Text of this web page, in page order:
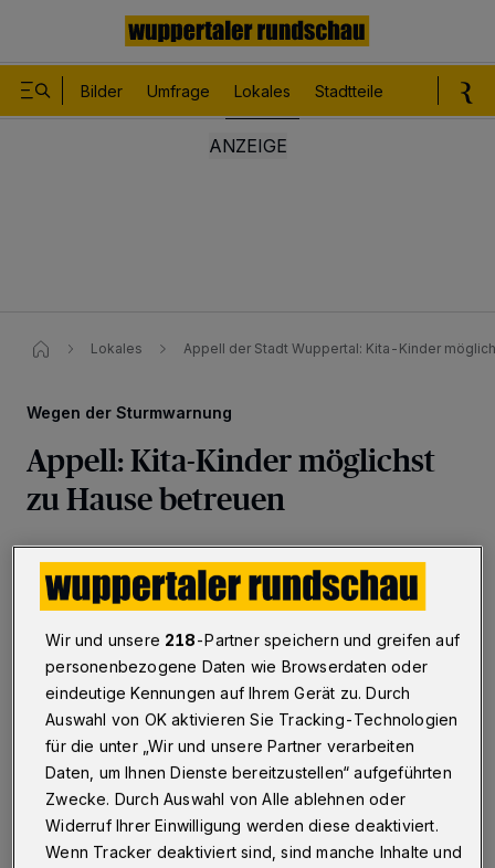
Bilder Umfrage Lokales Stadtteile
Lokales Appell der Stadt Wuppertal: Kita-Kinder
Wegen der Sturmwarnung
Appell: Kita-Kinder möglichst
zu Hause betreuen
Wuppertal·Für den Donnerstag (17. Februar 2022)
sind auch in Wuppertal Dauerregen und teilweise
schwere Sturmböen bis 110 km/h vorhergesagt. Der
Mittwoch (16. Februar) dem Appell des Landes an alle
Eltern angeschlossen, ihre Kinder Donnerstag möglichst
zu Hause zu behalten.
16.02.2022 , 17:58 Uhr Eine Minute Lesezeit
Wir und unsere 218-Partner speichern und greifen auf
personenbezogene Daten wie Browserdaten oder
eindeutige Kennungen auf Ihrem Gerät zu. Durch
Auswahl von OK aktivieren Sie Tracking-Technologien
für die unter „Wir und unsere Partner verarbeiten
Daten, um Ihnen Dienste bereitzustellen“ aufgeführten
Zwecke. Durch Auswahl von Alle ablehnen oder
Widerruf Ihrer Einwilligung werden diese deaktiviert.
Wenn Tracker deaktiviert sind, sind manche Inhalte und